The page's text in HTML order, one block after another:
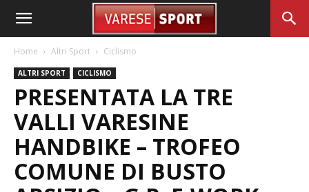
Home Altri Sport Ciclismo
ALTRI SPORT CICLISMO
PRESENTATA LA TRE
VALLI VARESINE
HANDBIKE – TROFEO
COMUNE DI BUSTO